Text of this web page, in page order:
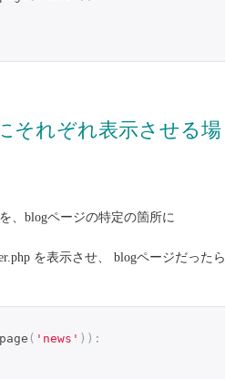
それぞれ表示させる場
、blogページの特定の箇所に
を表示させ、 blogページだったら
( 'news' )):